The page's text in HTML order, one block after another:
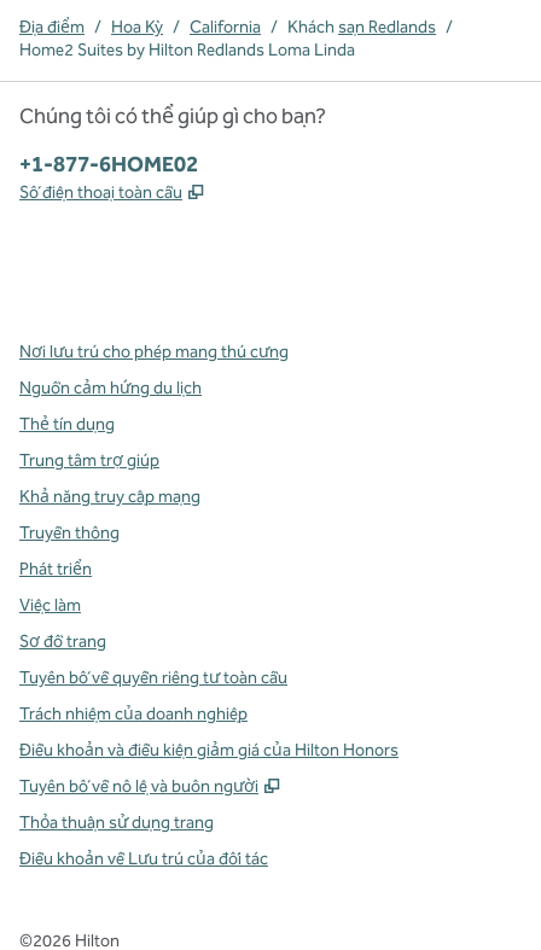
Địa điểm / Hoa Kỳ / California / Khách sạn Redlands /
Home2 Suites by Hilton Redlands Loma Linda
Chúng tôi có thể giúp gì cho bạn?
Điện thoại:
+1-877-6HOME02
Số điện thoại toàn cầu ,
Nơi lưu trú cho phép mang thú cưng
Nguồn cảm hứng du lịch
Thẻ tín dụng
Trung tâm trợ giúp
Khả năng truy cập mạng
Truyền thông
Phát triển
Việc làm
Sơ đồ trang
Tuyên bố về quyền riêng tư toàn cầu
Trách nhiệm của doanh nghiệp
Điều khoản và điều kiện giảm giá của Hilton Honors
Tuyên bố về nô lệ và buôn người
,
Thỏa thuận sử dụng trang
Điều khoản về Lưu trú của đối tác
©2026 Hilton